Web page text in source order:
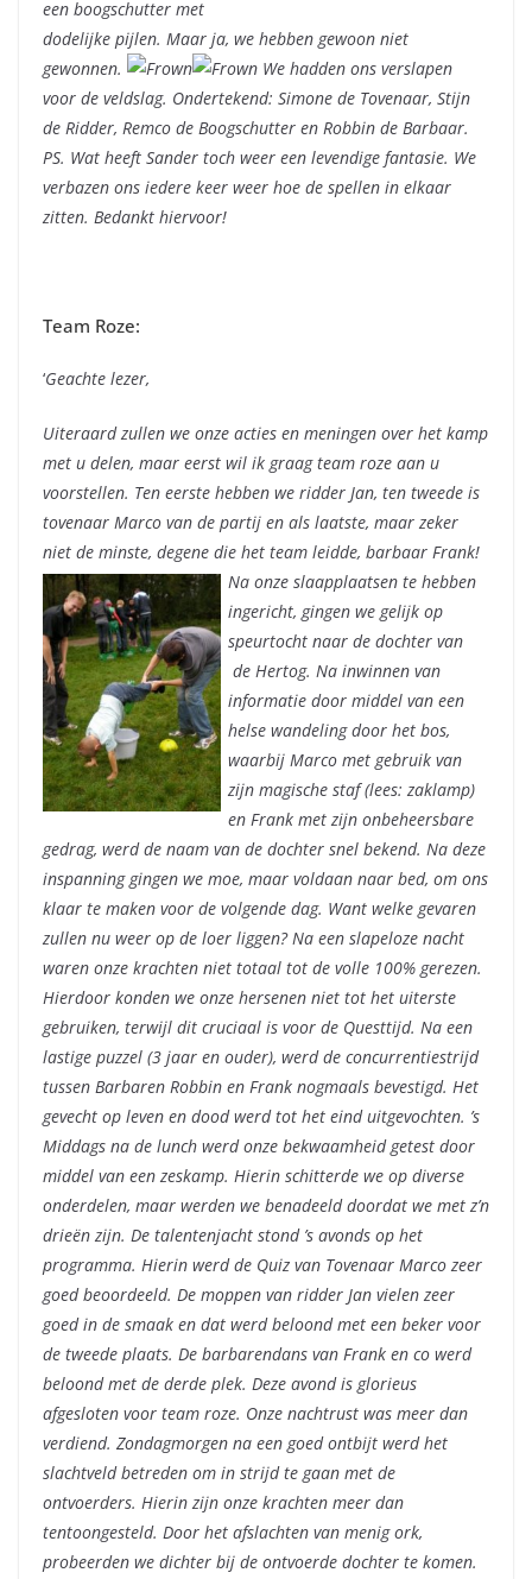
een boogschutter met
dodelijke pijlen. Maar ja, we hebben gewoon niet
gewonnen.
We hadden ons verslapen
voor de veldslag. Ondertekend: Simone de Tovenaar, Stijn
de Ridder, Remco de Boogschutter en Robbin de Barbaar.
PS. Wat heeft Sander toch weer een levendige fantasie. We
verbazen ons iedere keer weer hoe de spellen in elkaar
zitten. Bedankt hiervoor!
Team Roze:
‘Geachte lezer,
Uiteraard zullen we onze acties en meningen over het kamp
met u delen, maar eerst wil ik graag team roze aan u
voorstellen. Ten eerste hebben we ridder Jan, ten tweede is
tovenaar Marco van de partij en als laatste, maar zeker
niet de minste, degene die het team leidde, barbaar Frank!
Na onze slaapplaatsen te hebben
ingericht, gingen we gelijk op
speurtocht naar de dochter van
de Hertog. Na inwinnen van
informatie door middel van een
helse wandeling door het bos,
waarbij Marco met gebruik van
zijn magische staf (lees: zaklamp)
en Frank met zijn onbeheersbare
gedrag, werd de naam van de dochter snel bekend. Na deze
inspanning gingen we moe, maar voldaan naar bed, om ons
klaar te maken voor de volgende dag. Want welke gevaren
zullen nu weer op de loer liggen? Na een slapeloze nacht
waren onze krachten niet totaal tot de volle 100% gerezen.
Hierdoor konden we onze hersenen niet tot het uiterste
gebruiken, terwijl dit cruciaal is voor de Questtijd. Na een
lastige puzzel (3 jaar en ouder), werd de concurrentiestrijd
tussen Barbaren Robbin en Frank nogmaals bevestigd. Het
gevecht op leven en dood werd tot het eind uitgevochten. ’s
Middags na de lunch werd onze bekwaamheid getest door
middel van een zeskamp. Hierin schitterde we op diverse
onderdelen, maar werden we benadeeld doordat we met z’n
drieën zijn. De talentenjacht stond ’s avonds op het
programma. Hierin werd de Quiz van Tovenaar Marco zeer
goed beoordeeld. De moppen van ridder Jan vielen zeer
goed in de smaak en dat werd beloond met een beker voor
de tweede plaats. De barbarendans van Frank en co werd
beloond met de derde plek. Deze avond is glorieus
afgesloten voor team roze. Onze nachtrust was meer dan
verdiend. Zondagmorgen na een goed ontbijt werd het
slachtveld betreden om in strijd te gaan met de
ontvoerders. Hierin zijn onze krachten meer dan
tentoongesteld. Door het afslachten van menig ork,
probeerden we dichter bij de ontvoerde dochter te komen.